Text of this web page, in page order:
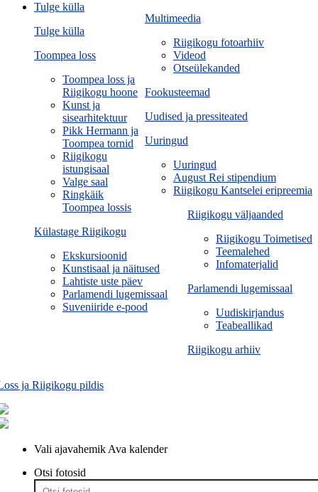
Multimeedia
Riigikogu fotoarhiiv
Videod
Otseülekanded
Fookusteemad
Uudised ja pressiteated
Uuringud
Uuringud
August Rei stipendium
Riigikogu Kantselei eripreemia
Riigikogu väljaanded
Riigikogu Toimetised
Teemalehed
Infomaterjalid
Parlamendi lugemissaal
Uudiskirjandus
Teabeallikad
Riigikogu arhiiv
Tulge külla
Tulge külla
Toompea loss
Toompea loss ja
Riigikogu hoone
Kunst ja
sisearhitektuur
Pikk Hermann ja
Toompea tornid
Riigikogu
istungisaal
Valge saal
Ringkäik
Toompea lossis
Külastage Riigikogu
Ekskursioonid
Kunstisaal ja näitused
Lahtiste uste päev
Parlamendi lugemissaal
Suveniiride e-pood
ja Riigikogu pildis
Vali ajavahemik Ava kalender
Otsi fotosid